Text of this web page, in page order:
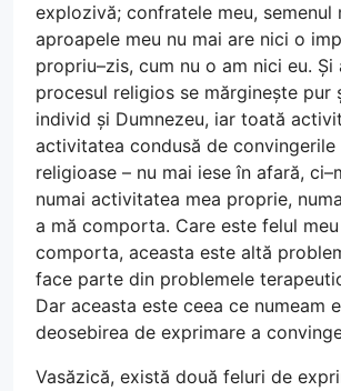
explozivă; confratele meu, semenul
aproapele meu nu mai are nici o
propriu–zis, cum nu o am nici eu.
procesul religios se mărginește pur
individ și Dumnezeu, iar toată
activitatea condusă de convingerile
religioase – nu mai iese în afară,
numai activitatea mea proprie,
a mă comporta. Care este felul
comporta, aceasta este altă
face parte din problemele
Dar aceasta este ceea ce numeam
deosebirea de exprimare a
Vasăzică, există două feluri de